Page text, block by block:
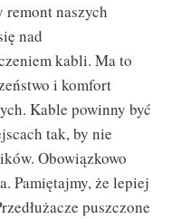
naszych
nad
kabli. Ma to
i komfort
Kable powinny być
tak, by nie
Obowiązkowo
Pamiętajmy, że lepiej
puszczone